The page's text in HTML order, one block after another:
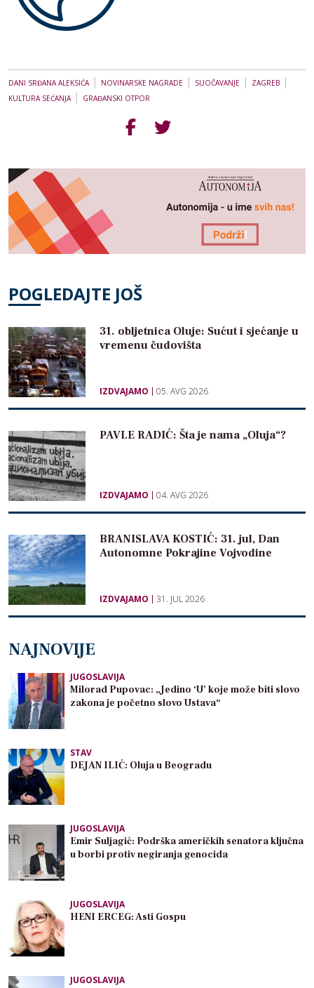
DANI SRĐANA ALEKSIĆA| NOVINARSKE NAGRADE | SUOČAVANJE | ZAGREB |
KULTURA SEĆANJA| GRAĐANSKI OTPOR
POGLEDAJTE JOŠ
31. obljetnica Oluje: Sućut i sjećanje u
vremenu čudovišta
IZDVAJAMO 05. AVG 2026
PAVLE RADIĆ: Šta je nama „Oluja“?
IZDVAJAMO 04. AVG 2026
BRANISLAVA KOSTIĆ: 31. jul, Dan
Autonomne Pokrajine Vojvodine
IZDVAJAMO 31. JUL 2026
NAJNOVIJE
JUGOSLAVIJA
Milorad Pupovac: „Jedino ‘U’ koje može biti slovo
zakona je početno slovo Ustava“
STAV
DEJAN ILIĆ: Oluja u Beogradu
JUGOSLAVIJA
Emir Suljagić: Podrška američkih senatora ključna
u borbi protiv negiranja genocida
JUGOSLAVIJA
HENI ERCEG: Asti Gospu
JUGOSLAVIJA